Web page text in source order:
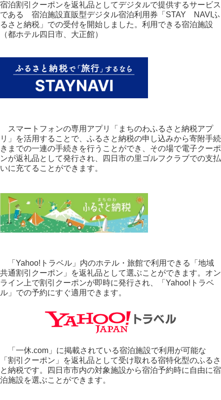
宿泊割引クーポンを返礼品としてデジタルで提供するサービス
である 宿泊施設直販型デジタル宿泊利用券「STAY NAVIふ
るさと納税」での受付を開始しました。利用できる宿泊施設
（都ホテル四日市、大正館）
スマートフォンの専用アプリ「まちのわふるさと納税アプ
リ」を活用することで、ふるさと納税の申し込みから寄附手続
きまでの一連の手続きを行うことができ、その場で電子クーポ
ンが返礼品として発行され、四日市の里ゴルフクラブでの支払
いに充てることができます。
「Yahoo!トラベル」内のホテル・旅館で利用できる「地域
共通割引クーポン」を返礼品として選ぶことができます。オン
ライン上で割引クーポンが即時に発行され、「Yahoo!トラベ
ル」での予約にすぐ適用できます。
「一休.com」に掲載されている宿泊施設で利用が可能な
「割引クーポン」を返礼品として受け取れる宿特化型のふるさ
と納税です。四日市市内の対象施設から宿泊予約時に自由に宿
泊施設を選ぶことができます。